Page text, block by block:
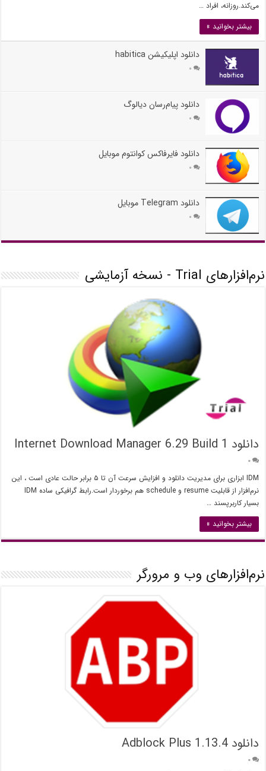
می‌کند.روزانه، افراد …
بیشتر بخوانید »
دانلود اپلیکیشن habitica
۰
دانلود پیام‌رسان دیالوگ
۰
دانلود فایرفاکس کوانتوم موبایل
۰
دانلود Telegram موبایل
۰
نرم‌افزارهای Trial - نسخه آزمایشی
دانلود Internet Download Manager 6.29 Build 1
۰
IDM ابزاری برای مدیریت دانلود و افزایش سرعت آن تا ۵ برابر حالت عادی است ، این
بسیار کاربرپسند …
بیشتر بخوانید »
نرم‌افزارهای وب و مرورگر
دانلود Adblock Plus 1.13.4
۰